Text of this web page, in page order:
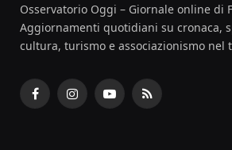
Osservatorio Oggi – Giornale online di
Aggiornamenti quotidiani su cronaca,
cultura, turismo e associazionismo nel
FacebookInstagramYouTubeRSS